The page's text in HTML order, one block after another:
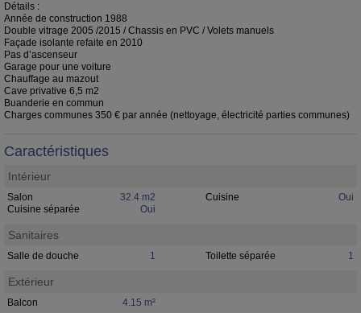
Détails :
Année de construction 1988
Double vitrage 2005 /2015 / Chassis en PVC / Volets manuels
Façade isolante refaite en 2010
Pas d’ascenseur
Garage pour une voiture
Chauffage au mazout
Cave privative 6,5 m2
Buanderie en commun
Charges communes 350 € par année (nettoyage, électricité parties communes)
Caractéristiques
Intérieur
Salon 32.4 m2 Cuisine
Oui
Cuisine séparée
Oui
Sanitaires
Salle de douche 1 Toilette séparée 1
Extérieur
Balcon 4.15 m²